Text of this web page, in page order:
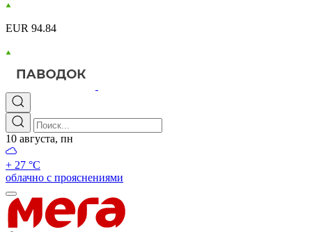
EUR 94.84
10 августа, пн
+ 27 °С
облачно с прояснениями